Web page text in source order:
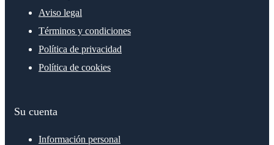
Aviso legal
Términos y condiciones
Política de privacidad
Política de cookies
Su cuenta
Información personal